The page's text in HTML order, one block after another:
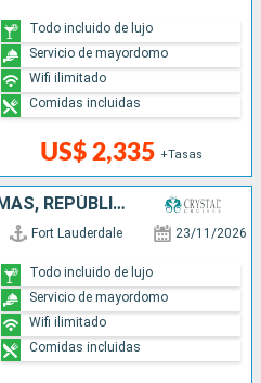
US$ 2,335 +Tasas
Todo incluido de lujo
Servicio de mayordomo
Wifi ilimitado
Comidas incluidas
ESTADOS UNIDOS, BAHAMAS, REPÚBLICA DOMINICANA, PUERTO RICO
Fort Lauderdale 23/11/2026
Todo incluido de lujo
Servicio de mayordomo
Wifi ilimitado
Comidas incluidas